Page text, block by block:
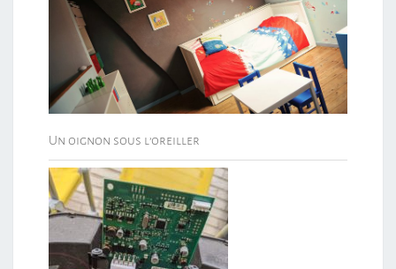
Un oignon sous l’oreiller